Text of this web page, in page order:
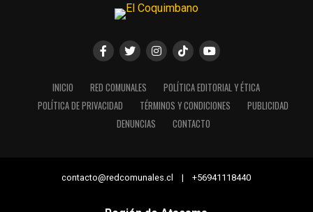
INICIO RED COMUNALES
POLÍTICA EDITORIAL Y ÉTICA
POLÍTICA DE PRIVACIDAD
TÉRMINOS Y CONDICIONES
PUBLICIDAD
DENUNCIAS
CONTACTO
contacto@redcomunales.cl | +56941118440